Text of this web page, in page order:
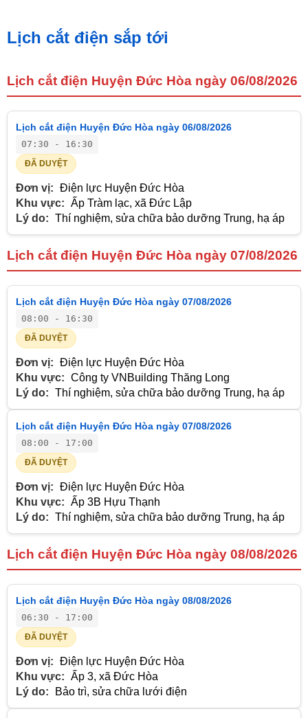
Lịch cắt điện sắp tới
Lịch cắt điện Huyện Đức Hòa ngày 06/08/2026
Lịch cắt điện Huyện Đức Hòa ngày 06/08/2026
07:30 - 16:30
ĐÃ DUYỆT
Đơn vị: Điện lực Huyện Đức Hòa
Khu vực: Ấp Tràm lạc, xã Đức Lập
Lý do: Thí nghiệm, sửa chữa bảo dưỡng Trung, hạ áp
Lịch cắt điện Huyện Đức Hòa ngày 07/08/2026
Lịch cắt điện Huyện Đức Hòa ngày 07/08/2026
08:00 - 16:30
ĐÃ DUYỆT
Đơn vị: Điện lực Huyện Đức Hòa
Khu vực: Công ty VNBuilding Thăng Long
Lý do: Thí nghiệm, sửa chữa bảo dưỡng Trung, hạ áp
Lịch cắt điện Huyện Đức Hòa ngày 07/08/2026
08:00 - 17:00
ĐÃ DUYỆT
Đơn vị: Điện lực Huyện Đức Hòa
Khu vực: Ấp 3B Hựu Thạnh
Lý do: Thí nghiệm, sửa chữa bảo dưỡng Trung, hạ áp
Lịch cắt điện Huyện Đức Hòa ngày 08/08/2026
Lịch cắt điện Huyện Đức Hòa ngày 08/08/2026
06:30 - 17:00
ĐÃ DUYỆT
Đơn vị: Điện lực Huyện Đức Hòa
Khu vực: Ấp 3, xã Đức Hòa
Lý do:
Bảo trì, sửa chữa lưới điện